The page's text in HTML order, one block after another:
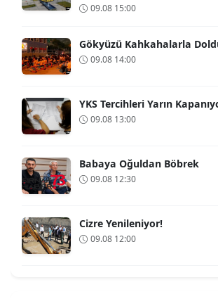
09.08 15:00
Gökyüzü Kahkahalarla
09.08 14:00
YKS Tercihleri Yarın
09.08 13:00
Babaya Oğuldan Böbrek
09.08 12:30
Cizre Yenileniyor!
09.08 12:00